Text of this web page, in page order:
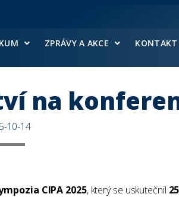
ZPRÁVY A AKCE KONTAKT
na
10-14
CIPA 2025, který se uskutečnil